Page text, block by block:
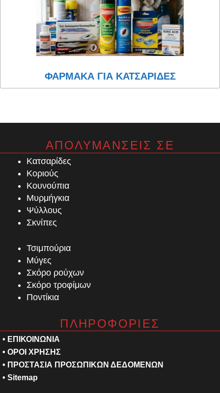
ΦΑΡΜΑΚΑ ΓΙΑ ΚΑΤΣΑΡΙΔΕΣ
ΑΠΟΛΥΜΑΝΣΕΙΣ ΣΕ
Κατσαρίδες
Κοριούς
Κουνούπια
Μυρμήγκια
Ψύλλους
Σκνίπες
Τσιμπούρια
Μύγες
Σκόρο ρούχων
Σκόρο τροφίμων
Ποντίκια
ΠΛΗΡΟΦΟΡΙΕΣ
• ΕΠΙΚΟΙΝΩΝΙΑ
• ΟΡΟΙ ΧΡΗΣΗΣ
• ΠΡΟΣΤΑΣΙΑ ΠΡΟΣΩΠΙΚΩΝ ΔΕΔΟΜΕΝΩΝ
• Sitemap